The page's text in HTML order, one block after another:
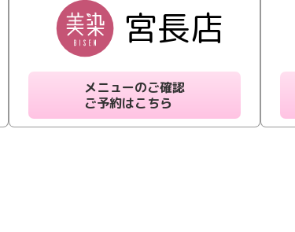
宮長店
メニューのご確認
ご予約はこちら